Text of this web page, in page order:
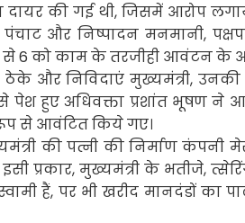
दायर की गई थी,जिसमें आरोप
और निष्पादन मनमानी,
से6को काम के तरजीही आवंटन के
और निविदाएं मुख्यमंत्री, उनकी
पेश हुए अधिवक्ता प्रशांत भूषण ने
से आवंटित किये गए।
की पत्नी की निर्माण कंपनी
प्रकार, मुख्यमंत्री के भतीजे,
हैं, पर भी खरीद मानदंडों का